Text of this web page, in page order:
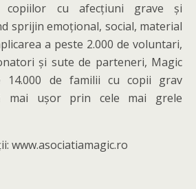
copiilor cu afecțiuni grave și
sprijin emoțional, social, material
a peste 2.000 de voluntari,
și sute de parteneri, Magic
14.000 de familii cu copii grav
mai ușor prin cele mai grele
www.asociatiamagic.ro